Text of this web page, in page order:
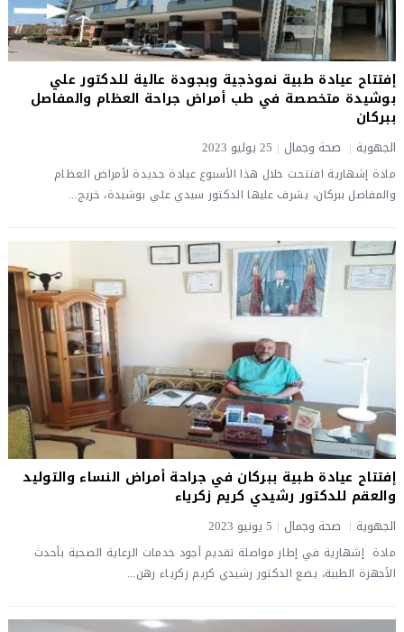
إفتتاح عيادة طبية نموذجية وبجودة عالية للدكتور علي
بوشيدة متخصصة في طب أمراض جراحة العظام والمفاصل
ببركان
الجهوية صحة وجمال 25 يوليو 2023
مادة إشهارية افتتحت خلال هذا الأسبوع عيادة جديدة لأمراض العظام
والمفاصل ببركان، يشرف عليها الدكتور سيدي علي بوشيدة، خريج...
إفتتاح عيادة طبية ببركان في جراحة أمراض النساء والتوليد
والعقم للدكتور رشيدي كريم زكرياء
الجهوية صحة وجمال 5 يونيو 2023
مادة إشهارية في إطار مواصلة تقديم أجود خدمات الرعاية الصحية بأحدث
الأجهزة الطبية، يضع الدكتور رشيدي كريم زكرياء رهن...